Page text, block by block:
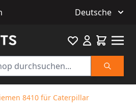
Deutsche
Suche
Favourite
8410 für Caterpillar